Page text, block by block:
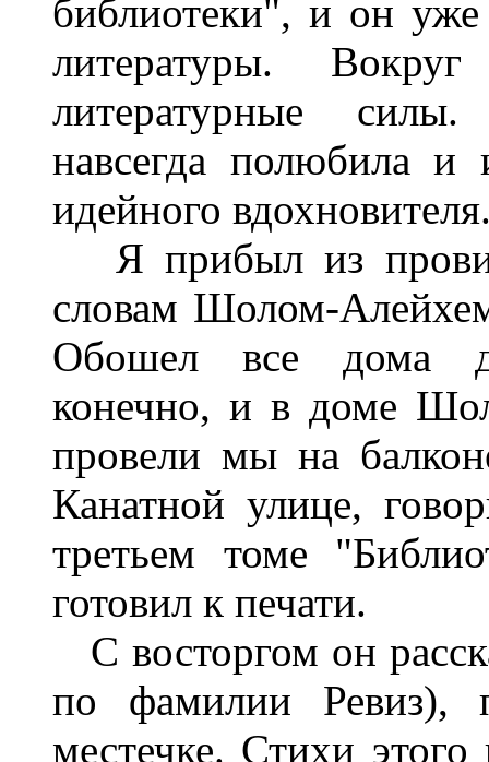
библиотеки", и он уже
литературы.
литературные
навсегда полюбила и
идейного
Я прибыл из
словам Шолом-
Обошел все дома
конечно, и в доме
провели мы на
Канатной улице,
третьем томе
готовил к печати.
С восторгом он
по фамилии Ревиз),
местечке. Стихи